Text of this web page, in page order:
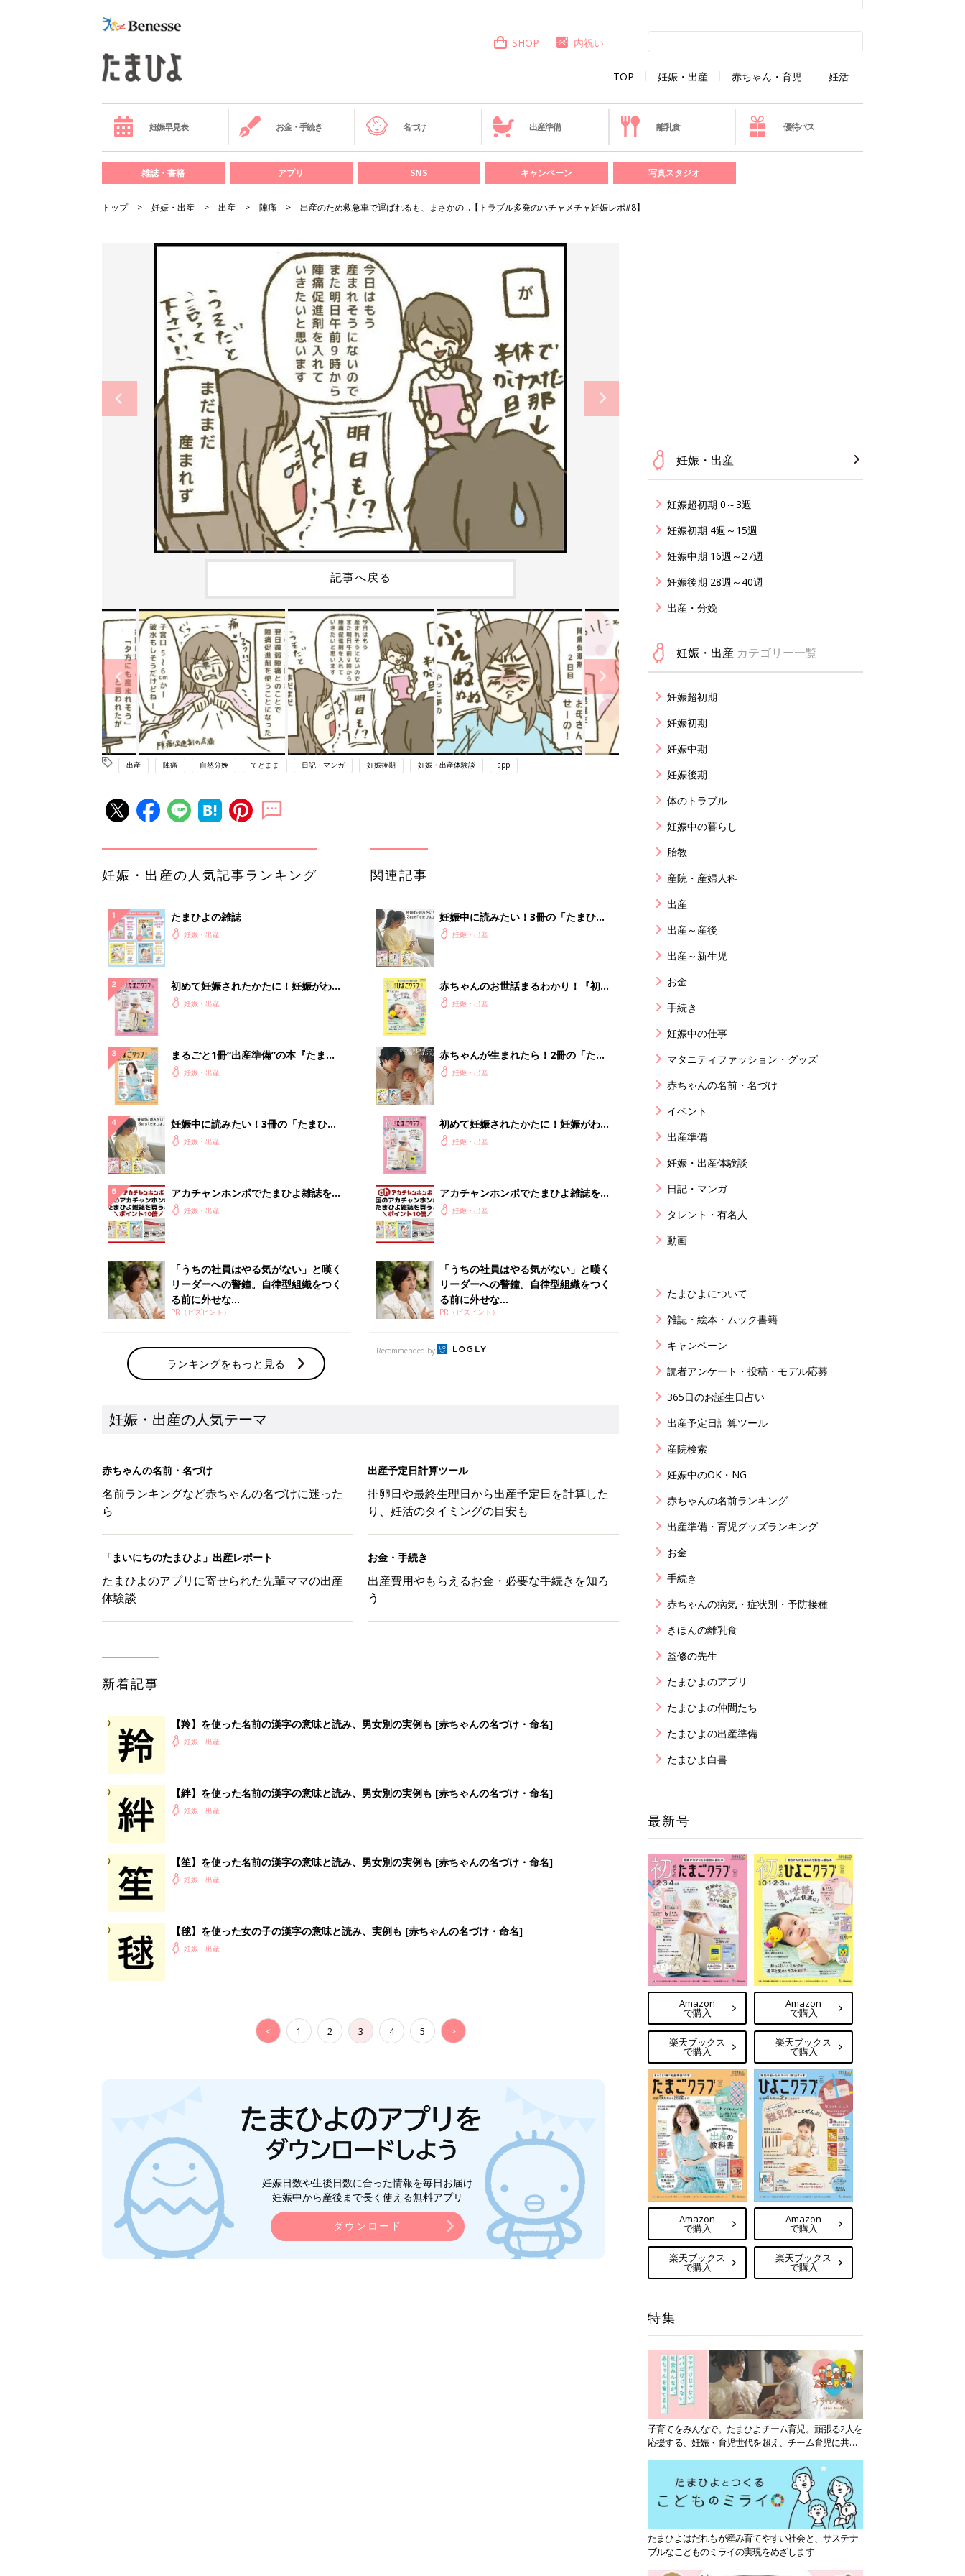
TOP 妊娠・出産 赤ちゃん・育児 妊活
SHOP 内祝い
妊娠早見表 お金・手続き 名づけ 出産準備 離乳食 優待パス
雑誌・書籍 アプリ SNS キャンペーン 写真スタジオ
トップ 妊娠・出産 出産 陣痛 出産のため救急車で運ばれるも、まさかの…【トラブル多発のハチャメチャ妊娠レポ#8】
記事へ戻る
出産 陣痛 自然分娩 てとまま 日記・マンガ 妊娠後期 妊娠・出産体験談 app
妊娠・出産の人気記事ランキング
たまひよの雑誌
妊娠・出産
初めて妊娠されたかたに！妊娠がわか
ったら最初に読む本『初めてのたまご
妊娠・出産
まるごと1冊“出産準備”の本『たまご
クラブ 夏号』〈スペシャル大特集〉
妊娠・出産
妊娠中に読みたい！3冊の「たまひ
よ」妊娠・出産
アカチャンホンポでたまひよ雑誌を買
うとポイント10倍【期間限定】
妊娠・出産
「うちの社員はやる気がない」と嘆く
リーダーへの警鐘。自律型組織をつく
る前に外せな...
PR（ビズヒント）
ランキングをもっと見る
関連記事
妊娠中に読みたい！3冊の「たまひ
よ」妊娠・出産
赤ちゃんのお世話まるわかり！『初め
てのひよこクラブ 夏号』〈巻頭大特
妊娠・出産
赤ちゃんが生まれたら！2冊の「たま
ひよ」
妊娠・出産
初めて妊娠されたかたに！妊娠がわか
ったら最初に読む本『初めてのたまご
妊娠・出産
アカチャンホンポでたまひよ雑誌を買
うとポイント10倍【期間限定】
妊娠・出産
「うちの社員はやる気がない」と嘆く
リーダーへの警鐘。自律型組織をつく
る前に外せな...
PR（ビズヒント）
Recommended by
妊娠・出産の人気テーマ
赤ちゃんの名前・名づけ
名前ランキングなど赤ちゃんの名づけに迷った
ら
出産予定日計算ツール
排卵日や最終生理日から出産予定日を計算した
り、妊活のタイミングの目安も
「まいにちのたまひよ」出産レポート
たまひよのアプリに寄せられた先輩ママの出産
体験談
お金・手続き
出産費用やもらえるお金・必要な手続きを知ろ
う
新着記事
【羚】を使った名前の漢字の意味と読み、男女別の実例も [赤ちゃんの名づけ・命名]
妊娠・出産
【絆】を使った名前の漢字の意味と読み、男女別の実例も [赤ちゃんの名づけ・命名]
妊娠・出産
【笙】を使った名前の漢字の意味と読み、男女別の実例も [赤ちゃんの名づけ・命名]
妊娠・出産
【毬】を使った女の子の漢字の意味と読み、実例も [赤ちゃんの名づけ・命名]
妊娠・出産
< 1 2 3 4 5 >
妊娠日数や生後日数に合った情報を毎日お届け
妊娠中から産後まで長く使える無料アプリ
ダウンロード
妊娠・出産
妊娠超初期 0～3週
妊娠初期 4週～15週
妊娠中期 16週～27週
妊娠後期 28週～40週
出産・分娩
妊娠・出産 カテゴリー一覧
妊娠超初期
妊娠初期
妊娠中期
妊娠後期
体のトラブル
妊娠中の暮らし
胎教
産院・産婦人科
出産
出産～産後
出産～新生児
お金
手続き
妊娠中の仕事
マタニティファッション・グッズ
赤ちゃんの名前・名づけ
イベント
出産準備
妊娠・出産体験談
日記・マンガ
タレント・有名人
動画
たまひよについて
雑誌・絵本・ムック書籍
キャンペーン
読者アンケート・投稿・モデル応募
365日のお誕生日占い
出産予定日計算ツール
産院検索
妊娠中のOK・NG
赤ちゃんの名前ランキング
出産準備・育児グッズランキング
お金
手続き
赤ちゃんの病気・症状別・予防接種
きほんの離乳食
監修の先生
たまひよのアプリ
たまひよの仲間たち
たまひよの出産準備
たまひよ白書
最新号
Amazon
で購入
楽天ブックス
で購入
Amazon
で購入
楽天ブックス
で購入
Amazon
で購入
楽天ブックス
で購入
Amazon
で購入
楽天ブックス
で購入
特集
子育てをみんなで。たまひよチーム育児。頑張る2人を
応援する、妊娠・育児世代を超え、チーム育児に共感
たまひよはだれもが産み育てやすい社会と、サステナ
ブルなこどものミライの実現をめざします